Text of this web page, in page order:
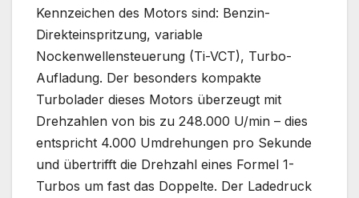
Kennzeichen des Motors sind: Benzin-
Direkteinspritzung, variable
Nockenwellensteuerung (Ti-VCT), Turbo-
Aufladung. Der besonders kompakte
Turbolader dieses Motors überzeugt mit
Drehzahlen von bis zu 248.000 U/min – dies
entspricht 4.000 Umdrehungen pro Sekunde
und übertrifft die Drehzahl eines Formel 1-
Turbos um fast das Doppelte. Der Ladedruck